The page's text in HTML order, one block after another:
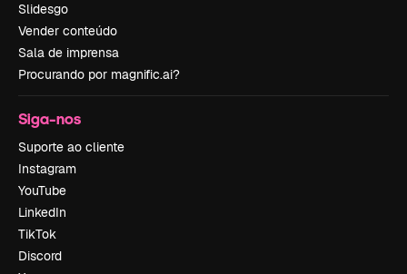
Slidesgo
Vender conteúdo
Sala de imprensa
Procurando por magnific.ai?
Siga-nos
Suporte ao cliente
Instagram
YouTube
LinkedIn
TikTok
Discord